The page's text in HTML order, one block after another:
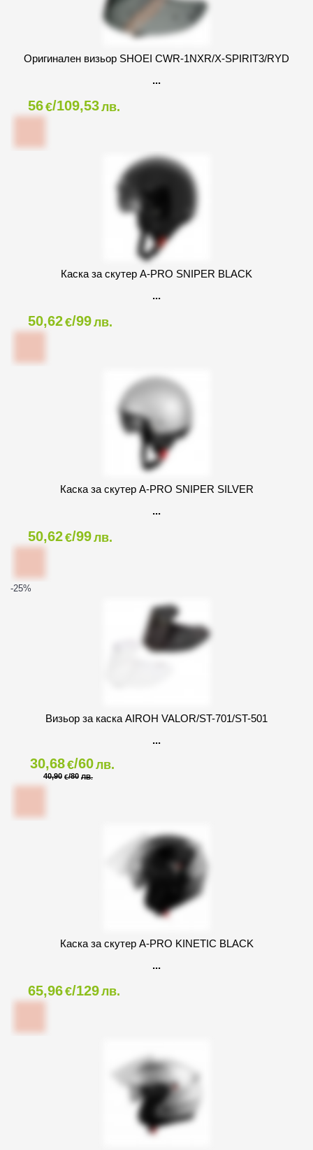
Оригинален визьор SHOEI CWR-1NXR/X-SPIRIT3/RYD
56€/109,53лв.
Каска за скутер A-PRO SNIPER BLACK
50,62€/99лв.
Каска за скутер A-PRO SNIPER SILVER
50,62€/99лв.
-25%
Визьор за каска AIROH VALOR/ST-701/ST-501
30,68€/60лв.
40,90 €/80 ЛВ.
Каска за скутер A-PRO KINETIC BLACK
65,96€/129лв.